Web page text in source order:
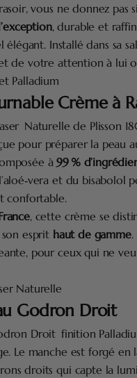
vous ne donnez
, durable et
élégant. Installé dans sa
de votre attention à lui
Palladium
Crème à
Naturelle de Plisson
pour préparer la peau
à99 %
et du bisabolol
confortable.
, cette crème se
son esprit haut de gamme.
pour ceux qui ne
Naturelle
Godron Droit
Droit finition
Le manche est forgé
droits qui capte la